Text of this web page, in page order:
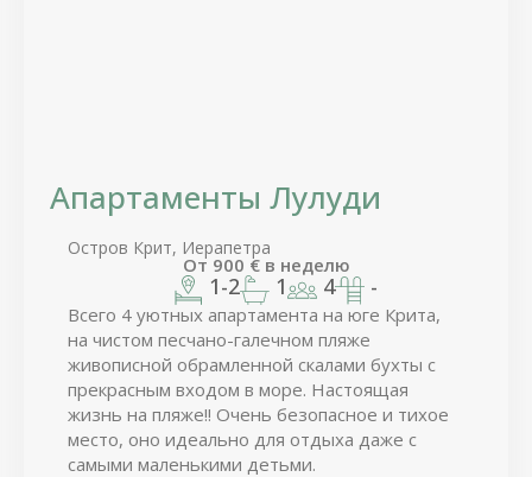
Апартаменты Лулуди
Остров Крит, Иерапетра
От 900 € в неделю
1-2 1 4 -
Всего 4 уютных апартамента на юге Крита,
на чистом песчано-галечном пляже
живописной обрамленной скалами бухты с
прекрасным входом в море. Настоящая
жизнь на пляже!! Очень безопасное и тихое
место, оно идеально для отдыха даже с
самыми маленькими детьми.